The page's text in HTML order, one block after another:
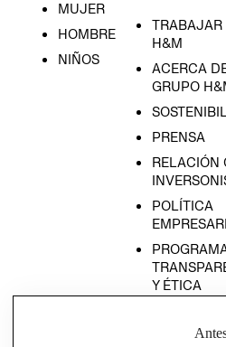
MUJER
HOMBRE
NIÑOS
TRABAJAR
H&M
ACERCA
GRUPO
PRENSA
RELACIÓN
POLÍTICA
Y ÉTICA